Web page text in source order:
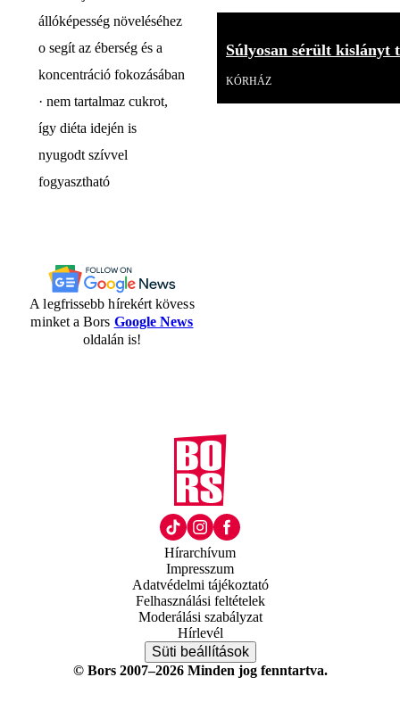
állóképesség növeléséhez
o segít az éberség és a
koncentráció fokozásában
· nem tartalmaz cukrot,
így diéta idején is
nyugodt szívvel
fogyasztható
A legfrissebb hírekért kövess
minket a Bors Google News
oldalán is!
Súlyosan sérült kislányt
KÓRHÁZ
Hírarchívum
Impresszum
Adatvédelmi tájékoztató
Felhasználási feltételek
Moderálási szabályzat
Hírlevél
Süti beállítások
© Bors 2007–2026 Minden jog fenntartva.